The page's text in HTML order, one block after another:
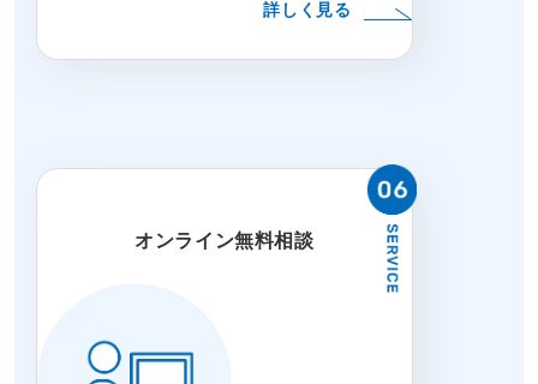
詳しく見る
オンライン無料相談